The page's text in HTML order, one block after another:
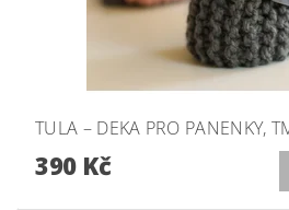
TULA – DEKA PRO PANENKY,
390 Kč